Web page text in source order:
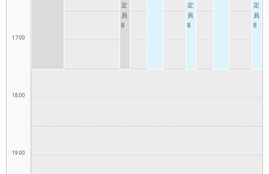
17:00
18:00
19:00
定
員
8
定
員
8
定
員
8